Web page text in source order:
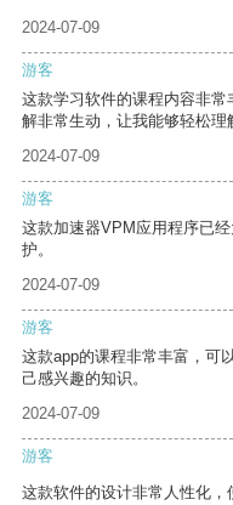
2024-07-09
游客
这款学习软件的课程内容非
解非常生动，让我能够轻松理
2024-07-09
游客
这款加速器VPM应用程序已
护。
2024-07-09
游客
这款app的课程非常丰富，可
己感兴趣的知识。
2024-07-09
游客
这款软件的设计非常人性化，